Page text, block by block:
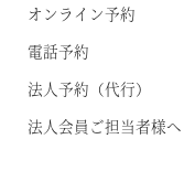
空室
オンライン予約
電話予約
法人予約（代行）
法人会員ご担当者様へ